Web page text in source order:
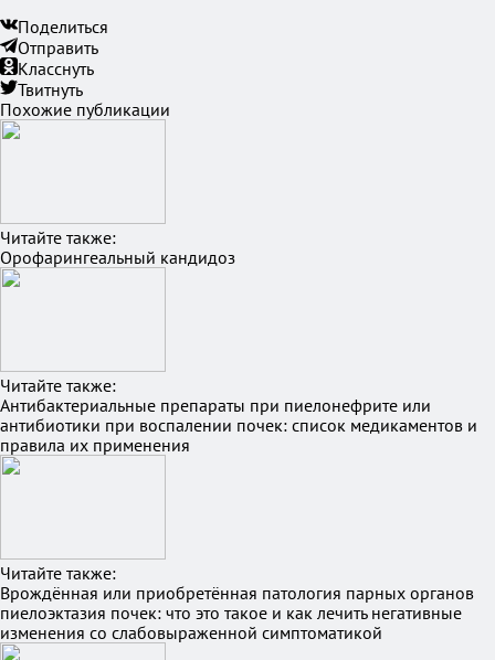
Поделиться
Отправить
Класснуть
Твитнуть
Похожие публикации
Читайте также:
Орофарингеальный кандидоз
Читайте также:
Антибактериальные препараты при пиелонефрите или
антибиотики при воспалении почек: список медикаментов и
правила их применения
Читайте также:
Врождённая или приобретённая патология парных органов
пиелоэктазия почек: что это такое и как лечить негативные
изменения со слабовыраженной симптоматикой